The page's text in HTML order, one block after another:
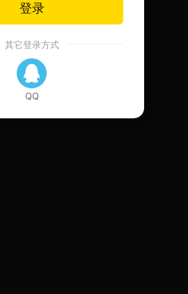
登录
其它登录方式
QQ